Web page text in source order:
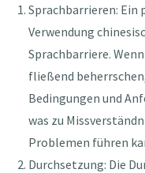
Sprachbarrieren: Ein
Verwendung
Sprachbarriere.
fließend
Bedingungen und
was zu
Problemen führen
Durchsetzung: Die